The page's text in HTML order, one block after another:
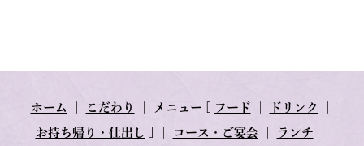
ホーム こだわり メニュー フード ドリンク
お持ち帰り・仕出し コース・ご宴会｜ ランチ